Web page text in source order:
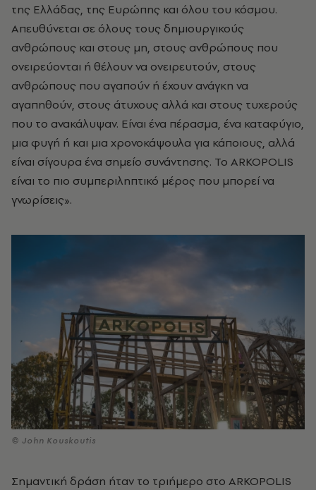
της Ελλάδας, της Ευρώπης και όλου του κόσμου.
Απευθύνεται σε όλους τους δημιουργικούς
ανθρώπους και στους μη, στους ανθρώπους που
ονειρεύονται ή θέλουν να ονειρευτούν, στους
ανθρώπους που αγαπούν ή έχουν ανάγκη να
αγαπηθούν, στους άτυχους αλλά και στους τυχερούς
που το ανακάλυψαν. Είναι ένα πέρασμα, ένα καταφύγιο,
μια φυγή ή και μια χρονοκάψουλα για κάποιους, αλλά
είναι σίγουρα ένα σημείο συνάντησης. Το ARKOPOLIS
είναι το πιο συμπεριληπτικό μέρος που μπορεί να
γνωρίσεις».
© John Kouskoutis
Σημαντική δράση ήταν το τριήμερο στο ARKOPOLIS